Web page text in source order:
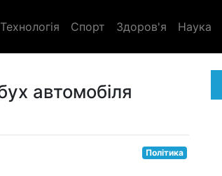
Технологія Спорт Здоров'я Наука
автомобіля
Політика